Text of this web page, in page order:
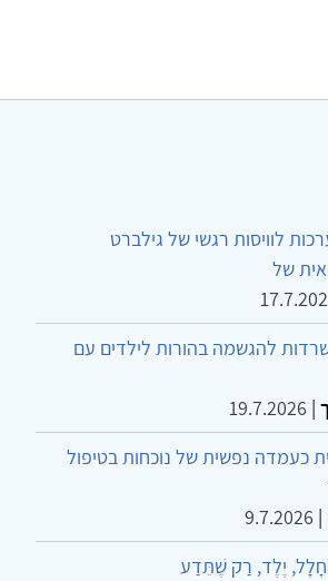
לוויסות רגשי של גילברט
של
להגשמה בהורות לילדים עם
|
19.7.2026
כעמדה נפשית של נוכחות בטיפול
|
9.7.2026
יֶלֶד, רַק שֶׁתֵּדַע